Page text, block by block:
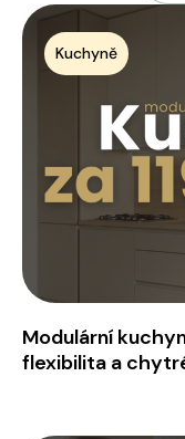
Modulární
flexibilita a
Kuchyně